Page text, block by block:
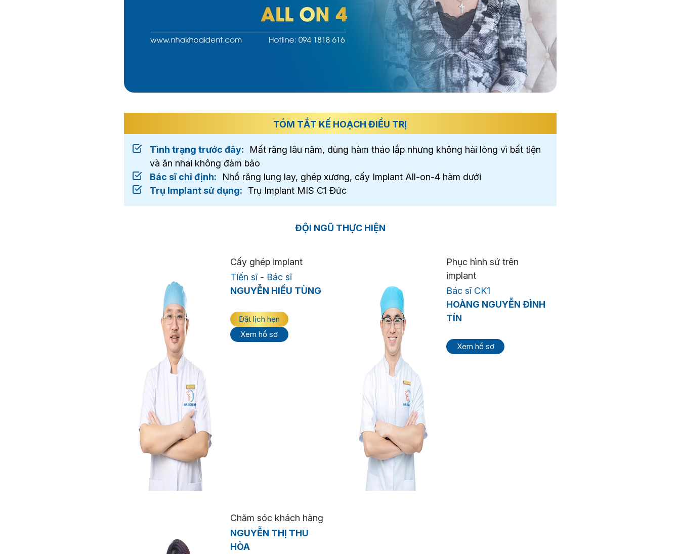
TÓM TẮT KẾ HOẠCH ĐIỀU TRỊ
Tình trạng trước đây:
Mất răng lâu năm, dùng hàm tháo lắp nhưng không hài lòng vì bất tiện
và ăn nhai không đảm bảo
Bác sĩ chỉ định:
Nhổ răng lung lay, ghép xương, cấy Implant All-on-4 hàm dưới
Trụ Implant sử dụng:
Trụ Implant MIS C1 Đức
ĐỘI NGŨ THỰC HIỆN
Cấy ghép implant
Tiến sĩ - Bác sĩ
NGUYỄN HIẾU TÙNG
Đặt lịch hẹn
Xem hồ sơ
Phục hình sứ trên
implant
Bác sĩ CK1
HOÀNG NGUYỄN ĐÌNH
TÍN
Xem hồ sơ
Chăm sóc khách hàng
NGUYỄN THỊ THU
HÒA